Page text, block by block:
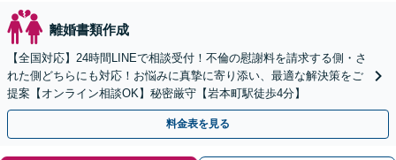
離婚書類作成
【全国対応】24時間LINEで相談受付！不倫の慰謝料を請求する側・さ
れた側どちらにも対応！お悩みに真摯に寄り添い、最適な解決策をご
提案【オンライン相談OK】秘密厳守【岩本町駅徒歩4分】
料金表を見る